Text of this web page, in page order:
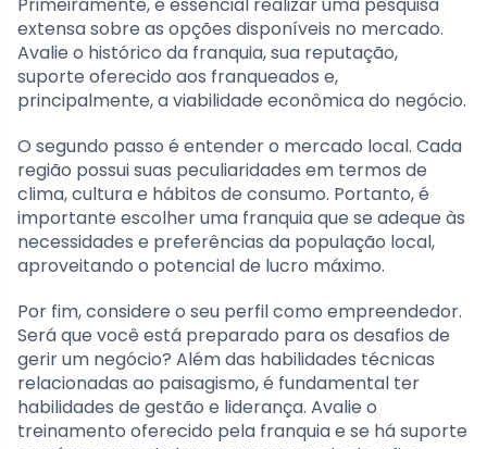
extensa sobre as opções disponíveis no mercado.
Avalie o histórico da franquia, sua reputação,
suporte oferecido aos franqueados e,
principalmente, a viabilidade econômica do negócio.
O segundo passo é entender o mercado local. Cada
região possui suas peculiaridades em termos de
clima, cultura e hábitos de consumo. Portanto, é
importante escolher uma franquia que se adeque às
necessidades e preferências da população local,
aproveitando o potencial de lucro máximo.
Por fim, considere o seu perfil como empreendedor.
Será que você está preparado para os desafios de
gerir um negócio? Além das habilidades técnicas
relacionadas ao paisagismo, é fundamental ter
habilidades de gestão e liderança. Avalie o
treinamento oferecido pela franquia e se há suporte